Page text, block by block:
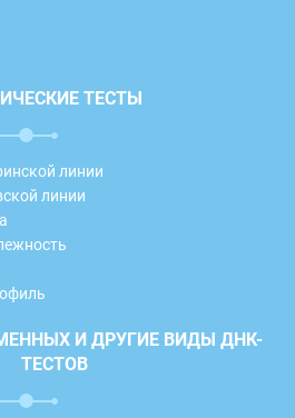
ТЕСТЫ
линии
линии
И ДРУГИЕ ВИДЫ ДНК-
ТЕСТОВ